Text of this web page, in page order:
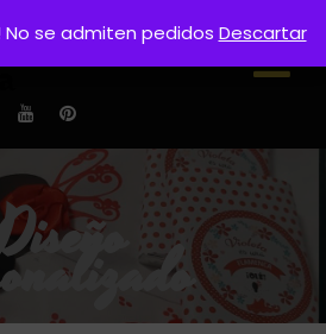
No se admiten pedidos Descartar